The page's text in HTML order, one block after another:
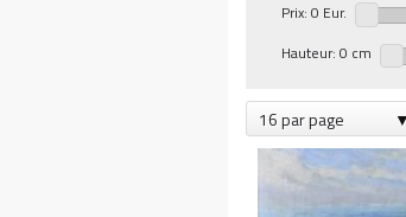
Prix: 0 Eur.
Hauteur: 0 cm
16 par page